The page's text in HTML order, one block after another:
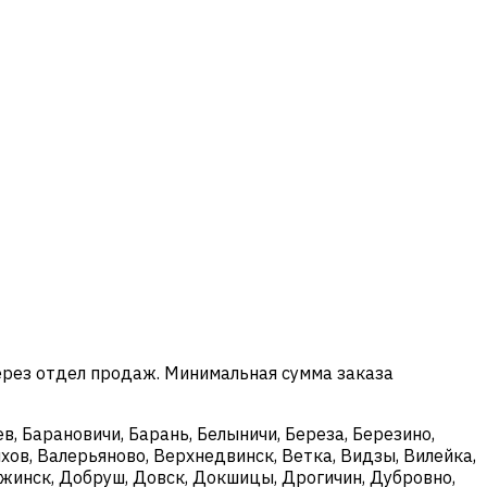
отдел продаж. Минимальная сумма заказа
Барановичи, Барань, Белыничи, Береза, Березино,
Валерьяново, Верхнедвинск, Ветка, Видзы, Вилейка,
Добруш, Довск, Докшицы, Дрогичин, Дубровно,